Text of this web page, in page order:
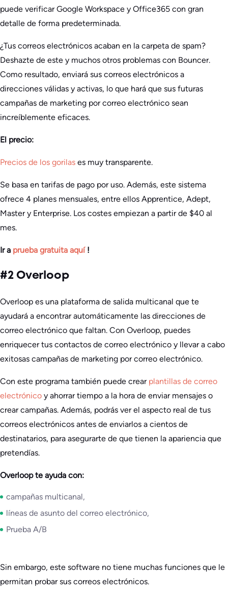
puede verificar Google Workspace y Office365 con gran
detalle de forma predeterminada.
¿Tus correos electrónicos acaban en la carpeta de spam?
Deshazte de este y muchos otros problemas con Bouncer.
Como resultado, enviará sus correos electrónicos a
direcciones válidas y activas, lo que hará que sus futuras
campañas de marketing por correo electrónico sean
increíblemente eficaces.
El precio:
Precios de los gorilas es muy transparente.
Se basa en tarifas de pago por uso. Además, este sistema
ofrece 4 planes mensuales, entre ellos Apprentice, Adept,
Master y Enterprise. Los costes empiezan a partir de $40 al
mes.
Ir a prueba gratuita aquí !
#2 Overloop
Overloop es una plataforma de salida multicanal que te
ayudará a encontrar automáticamente las direcciones de
correo electrónico que faltan. Con Overloop, puedes
enriquecer tus contactos de correo electrónico y llevar a cabo
exitosas campañas de marketing por correo electrónico.
Con este programa también puede crear plantillas de correo
electrónico y ahorrar tiempo a la hora de enviar mensajes o
crear campañas. Además, podrás ver el aspecto real de tus
correos electrónicos antes de enviarlos a cientos de
destinatarios, para asegurarte de que tienen la apariencia que
pretendías.
Overloop te ayuda con:
campañas multicanal,
líneas de asunto del correo electrónico,
Prueba A/B
Sin embargo, este software no tiene muchas funciones que le
permitan probar sus correos electrónicos.